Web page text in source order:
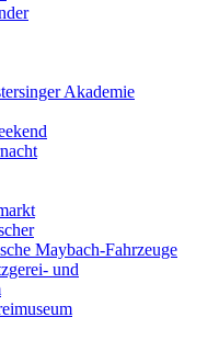
Akademie
Maybach-Fahrzeuge
und